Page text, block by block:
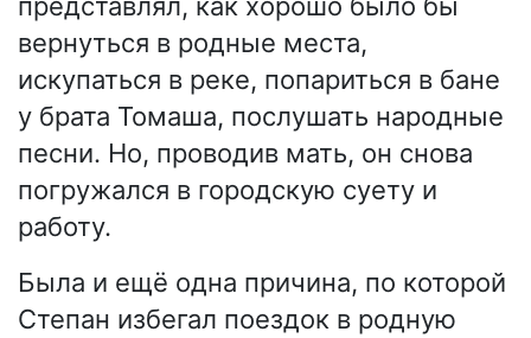
вернуться в родные места,
искупаться в реке, попариться в бане
у брата Томаша, послушать народные
песни. Но, проводив мать, он снова
погружался в городскую суету и
работу.
Была и ещё одна причина, по которой
Степан избегал поездок в родную